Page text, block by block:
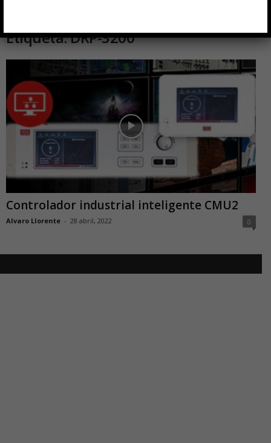
Etiqueta: DRP-3200
Controlador industrial inteligente CMU2
Alvaro Llorente - 28 abril, 2022 0